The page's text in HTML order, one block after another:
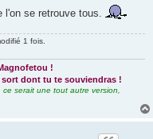
se retrouve tous.
1 fois.
!
dont tu te souviendras !
serait une tout autre version,